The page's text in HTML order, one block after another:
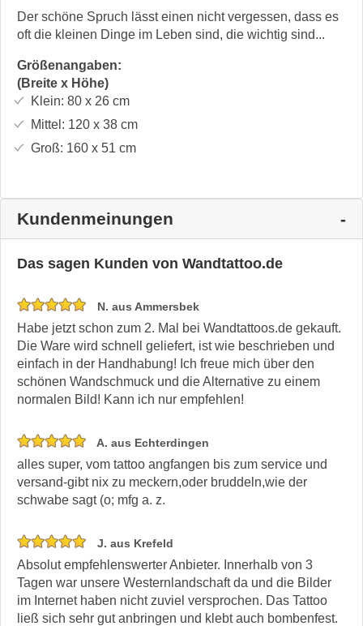
Der schöne Spruch lässt einen nicht vergessen, dass es
oft die kleinen Dinge im Leben sind, die wichtig sind...
Größenangaben:
(Breite x Höhe)
Klein: 80 x 26cm
Mittel: 120 x 38cm
Groß: 160 x 51 cm
Kundenmeinungen
Das sagen Kunden von Wandtattoo.de
N. aus Ammersbek
Habe jetzt schon zum 2. Mal bei Wandtattoos.de gekauft.
Die Ware wird schnell geliefert, ist wie beschrieben und
einfach in der Handhabung! Ich freue mich über den
schönen Wandschmuck und die Alternative zu einem
normalen Bild! Kann ich nur empfehlen!
A. aus Echterdingen
alles super, vom tattoo angfangen bis zum service und
versand-gibt nix zu meckern,oder bruddeln,wie der
schwabe sagt (o; mfg a. z.
J. aus Krefeld
Absolut empfehlenswerter Anbieter. Innerhalb von 3
Tagen war unsere Westernlandschaft da und die Bilder
im Internet haben nicht zuviel versprochen. Das Tattoo
ließ sich sehr gut anbringen und klebt auch bombenfest.